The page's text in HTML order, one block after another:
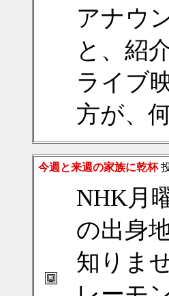
アナウ
と、紹
ライブ
方が、
今週と来週の家族に乾杯
NHK月
の出身
知りま